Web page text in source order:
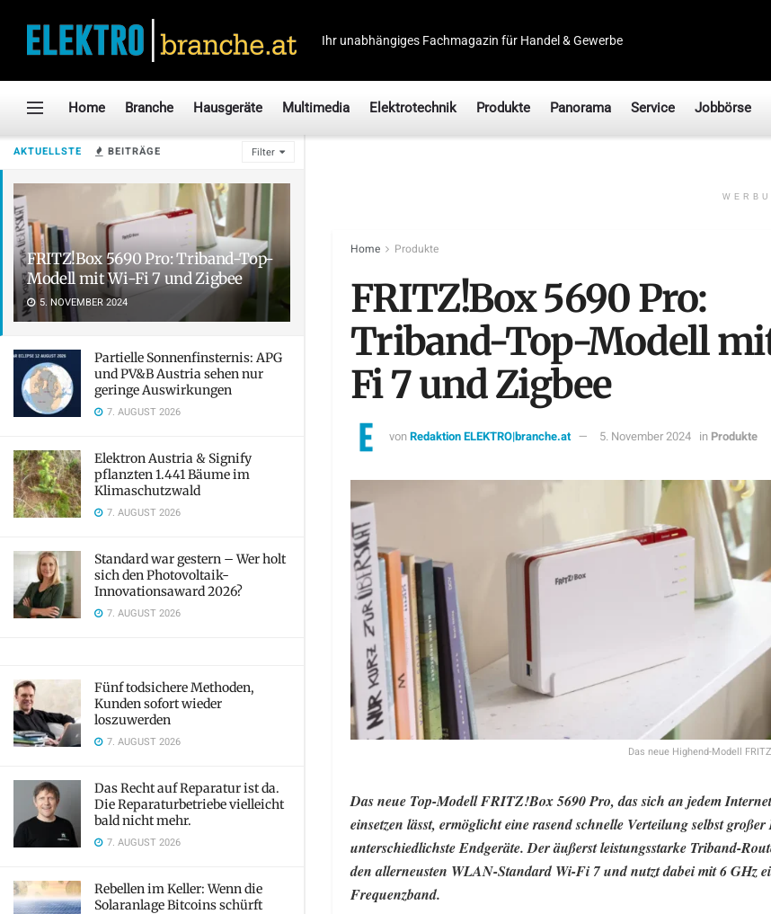
AKTUELLSTE BEITRÄGE Filter
FRITZ!Box 5690 Pro: Triband-Top-
Modell mit Wi-Fi 7 und Zigbee
5. NOVEMBER 2024
Partielle Sonnenfinsternis: APG
und PV&B Austria sehen nur
geringe Auswirkungen
7. AUGUST 2026
Elektron Austria & Signify
pflanzten 1.441 Bäume im
Klimaschutzwald
7. AUGUST 2026
Standard war gestern – Wer holt
sich den Photovoltaik-
Innovationsaward 2026?
7. AUGUST 2026
Fünf todsichere Methoden,
Kunden sofort wieder
loszuwerden
7. AUGUST 2026
Das Recht auf Reparatur ist da.
Die Reparaturbetriebe vielleicht
bald nicht mehr.
7. AUGUST 2026
Rebellen im Keller: Wenn die
Solaranlage Bitcoins schürft
Ihr unabhängiges Fachmagazin für Handel & Gewerbe
Home Branche Hausgeräte Multimedia Elektrotechnik Produkte Panorama Service Jobbörse
Home Produkte
FRITZ!Box 5690 Pro:
Triband-Top-Modell
Fi 7 und Zigbee
vonRedaktion ELEKTRO|branche.at 5. November 2024 in Produkte
Das neue Highend-Modell
Das neue Top-Modell FRITZ!Box 5690 Pro, das sich an jedem
einsetzen lässt, ermöglicht eine rasend schnelle Verteilung selbst
unterschiedlichste Endgeräte. Der äußerst leistungsstarke Triband-
den allerneusten WLAN-Standard Wi-Fi 7 und nutzt dabei mit 6 GHz
Frequenzband.